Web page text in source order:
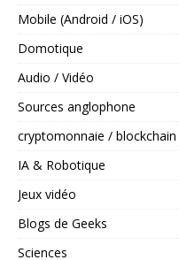
Mobile (Android / iOS)
Domotique
Audio / Vidéo
Sources anglophone
cryptomonnaie / blockchain
IA & Robotique
Jeux vidéo
Blogs de Geeks
Sciences